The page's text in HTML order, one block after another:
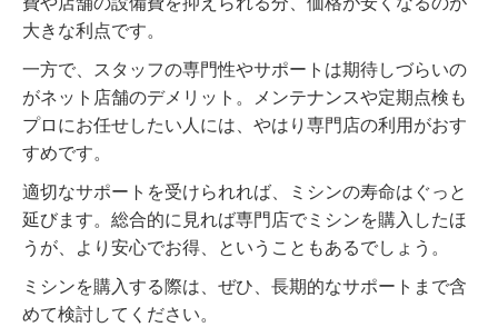
大きな利点です。
一方で、スタッフの専門性やサポートは期待しづらいの
がネット店舗のデメリット。メンテナンスや定期点検も
プロにお任せしたい人には、やはり専門店の利用がおす
すめです。
適切なサポートを受けられれば、ミシンの寿命はぐっと
延びます。総合的に見れば専門店でミシンを購入したほ
うが、より安心でお得、ということもあるでしょう。
ミシンを購入する際は、ぜひ、長期的なサポートまで含
めて検討してください。